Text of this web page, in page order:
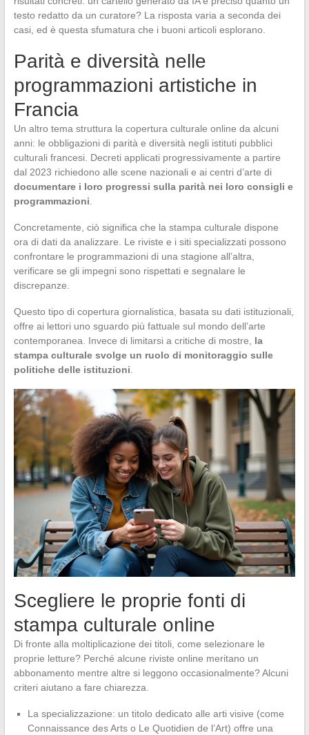
testo redatto da un curatore? La risposta varia a seconda dei
casi, ed è questa sfumatura che i buoni articoli esplorano.
Parità e diversità nelle
programmazioni artistiche in
Francia
Un altro tema struttura la copertura culturale online da alcuni
anni: le obbligazioni di parità e diversità negli istituti pubblici
culturali francesi. Decreti applicati progressivamente a partire
dal 2023 richiedono alle scene nazionali e ai centri d’arte di
documentare i loro progressi sulla parità nei loro consigli e
programmazioni
Concretamente, ciò significa che la stampa culturale dispone
ora di dati da analizzare. Le riviste e i siti specializzati possono
confrontare le programmazioni di una stagione all’altra,
verificare se gli impegni sono rispettati e segnalare le
discrepanze.
Questo tipo di copertura giornalistica, basata su dati istituzionali,
offre ai lettori uno sguardo più fattuale sul mondo dell’arte
contemporanea. Invece di limitarsi a critiche di mostre, la
stampa culturale svolge un ruolo di monitoraggio sulle
politiche delle istituzioni
Scegliere le proprie fonti di
stampa culturale online
Di fronte alla moltiplicazione dei titoli, come selezionare le
proprie letture? Perché alcune riviste online meritano un
abbonamento mentre altre si leggono occasionalmente? Alcuni
criteri aiutano a fare chiarezza.
La specializzazione: un titolo dedicato alle arti visive (come
Connaissance des Arts o Le Quotidien de l’Art) offre una